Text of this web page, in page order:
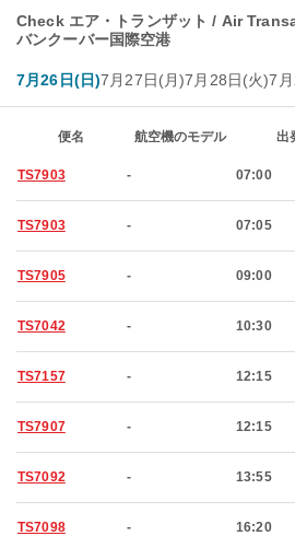
Check エア・トランザット / Air
バンクーバー国際空港
7月26日(日)7月27日(月)7月28日(火)7
便名 航空機のモデル 出
TS7903 - 07:00
TS7903 - 07:05
TS7905 - 09:00
TS7042 - 10:30
TS7157 - 12:15
TS7907 - 12:15
TS7092 - 13:55
TS7098 - 16:20